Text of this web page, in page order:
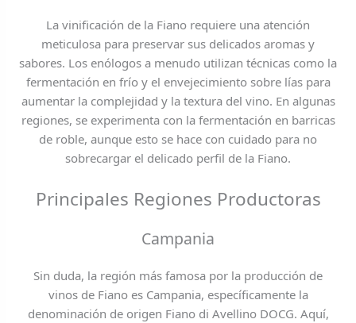
La vinificación de la Fiano requiere una atención
meticulosa para preservar sus delicados aromas y
sabores. Los enólogos a menudo utilizan técnicas como la
fermentación en frío y el envejecimiento sobre lías para
aumentar la complejidad y la textura del vino. En algunas
regiones, se experimenta con la fermentación en barricas
de roble, aunque esto se hace con cuidado para no
sobrecargar el delicado perfil de la Fiano.
Principales Regiones Productoras
Campania
Sin duda, la región más famosa por la producción de
vinos de Fiano es Campania, específicamente la
denominación de origen Fiano di Avellino DOCG. Aquí,